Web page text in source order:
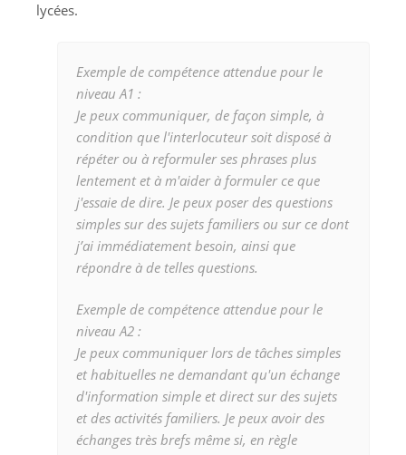
lycées.
Exemple de compétence attendue pour le
niveau A1 :
Je peux communiquer, de façon simple, à
condition que l'interlocuteur soit disposé à
répéter ou à reformuler ses phrases plus
lentement et à m'aider à formuler ce que
j'essaie de dire. Je peux poser des questions
simples sur des sujets familiers ou sur ce dont
j’ai immédiatement besoin, ainsi que
répondre à de telles questions.
Exemple de compétence attendue pour le
niveau A2 :
Je peux communiquer lors de tâches simples
et habituelles ne demandant qu'un échange
d'information simple et direct sur des sujets
et des activités familiers. Je peux avoir des
échanges très brefs même si, en règle